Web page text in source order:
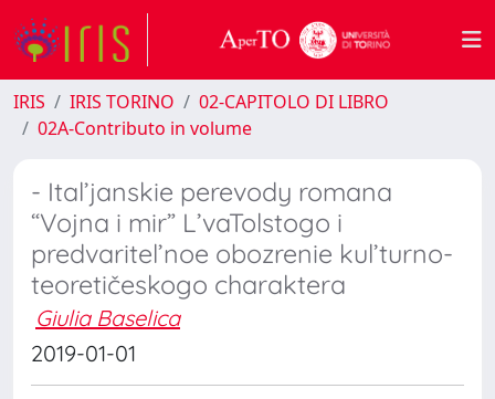
IRIS IRIS TORINO
02-CAPITOLO DI LIBRO
02A-Contributo in volume
- Ital’janskie perevody romana
“Vojna i mir” L’vaTolstogo i
predvaritel’noe obozrenie kul’turno-
teoretičeskogo charaktera
Giulia Baselica
2019-01-01